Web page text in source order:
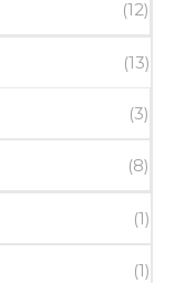
(12)
(13)
(3)
(8)
(1)
(1)